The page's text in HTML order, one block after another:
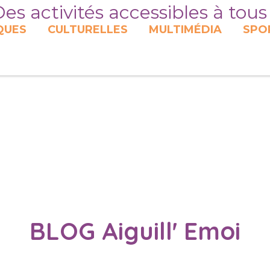
activités accessibles à tous
CULTURELLES MULTIMÉDIA
BLOG Aiguill' Emoi